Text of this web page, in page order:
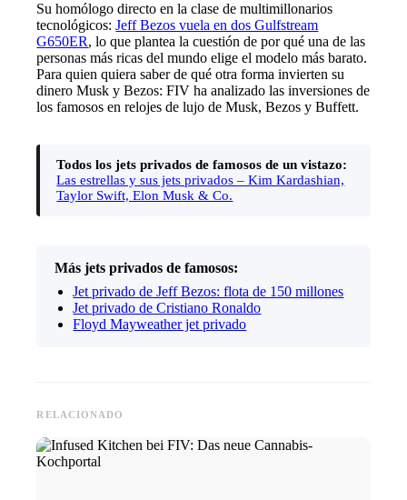
Su homólogo directo en la clase de multimillonarios
tecnológicos:Jeff Bezos vuela en dos Gulfstream
G650ER, lo que plantea la cuestión de por qué una de las
personas más ricas del mundo elige el modelo más barato.
Para quien quiera saber de qué otra forma invierten su
dinero Musk y Bezos: FIV ha analizado lasinversiones de
los famosos en relojes de lujo de Musk, Bezos y Buffett.
Todos los jets privados de famosos de un vistazo:
Las estrellas y sus jets privados – Kim Kardashian,
Taylor Swift, Elon Musk & Co.
Más jets privados de famosos:
Jet privado de Jeff Bezos: flota de 150 millones
Jet privado de Cristiano Ronaldo
Floyd Mayweather jet privado
RELACIONADO